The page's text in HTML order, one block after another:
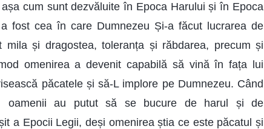
cum sunt dezvăluite în Epoca Harului și în Epoca
fost cea în care Dumnezeu Și-a făcut lucrarea de
mila și dragostea, toleranța și răbdarea, precum și
omenirea a devenit capabilă să vină în fața lui
păcatele și să-L implore pe Dumnezeu. Când
oamenii au putut să se bucure de harul și de
a Epocii Legii, deși omenirea știa ce este păcatul și